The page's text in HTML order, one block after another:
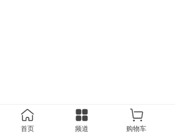
首页 频道 购物车